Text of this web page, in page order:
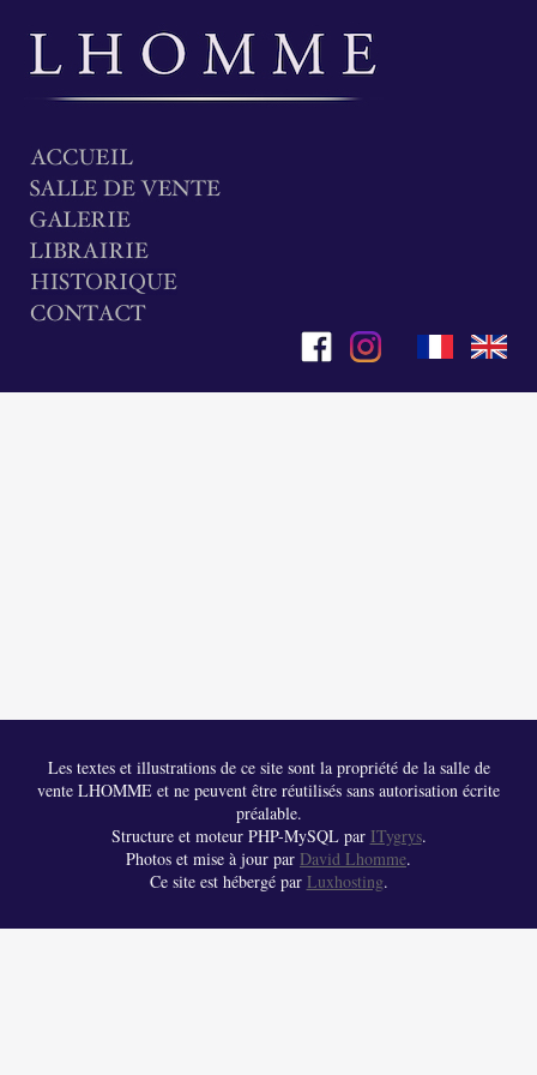
Les textes et illustrations de ce site sont la propriété de la salle de
vente LHOMME et ne peuvent être réutilisés sans autorisation écrite
préalable.
Structure et moteur PHP-MySQL par ITygrys.
Photos et mise à jour par David Lhomme.
Ce site est hébergé par Luxhosting.